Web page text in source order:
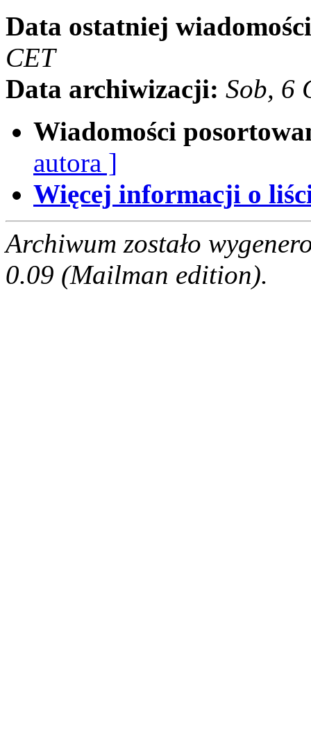
Data ostatniej
CET
Data archiwizacji: Sob, 6
Wiadomości
autora ]
Więcej informacji o
Archiwum zostało
0.09 (Mailman edition).